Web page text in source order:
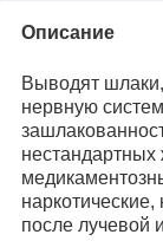
Описание
Выводят
нервную
после лучевой